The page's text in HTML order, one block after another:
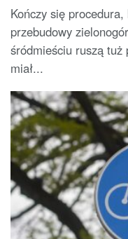
Kończy się
przebudowy
śródmieściu ruszą
miał...